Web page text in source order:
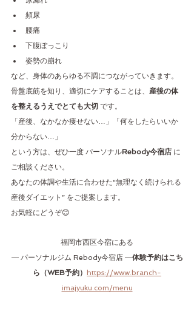
頻尿
腰痛
下腹ぽっこり
姿勢の崩れ
など、身体のあらゆる不調につながっていきます。
骨盤底筋を知り、適切にケアすることは、 産後の体
を整えるうえでとても大切 です。
「産後、なかなか痩せない…」「何をしたらいいか
分からない…」
という方は、ぜひ一度 パーソナルRebody今宿店 に
ご相談ください。
あなたの体調や生活に合わせた“無理なく続けられる
産後ダイエット” をご提案します。
お気軽にどうぞ😊
福岡市西区今宿にある
― パーソナルジム Rebody今宿店 ―体験予約はこち
ら（WEB予約）
https://www.branch-
imajyuku.com/menu